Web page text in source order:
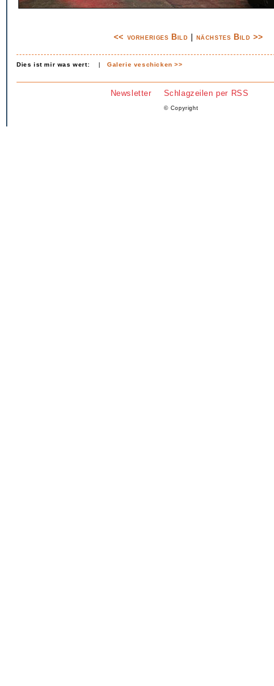
<< vorheriges Bild nächstes Bild >>
Dies ist mir was wert: |Galerie veschicken >>
Newsletter Schlagzeilen per RSS
© Copyright